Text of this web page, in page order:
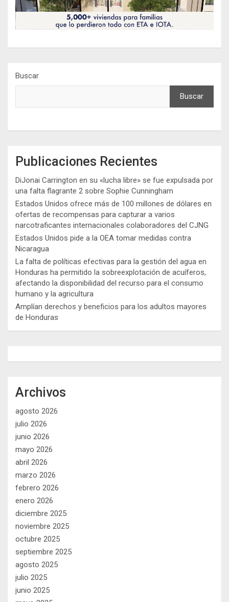
Buscar
Buscar
Publicaciones Recientes
DiJonai Carrington en su «lucha libre» se fue expulsada por
una falta flagrante 2 sobre Sophie Cunningham
Estados Unidos ofrece más de 100 millones de dólares en
ofertas de recompensas para capturar a varios
narcotraficantes internacionales colaboradores del CJNG
Estados Unidos pide a la OEA tomar medidas contra
Nicaragua
La falta de políticas efectivas para la gestión del agua en
Honduras ha permitido la sobreexplotación de acuíferos,
afectando la disponibilidad del recurso para el consumo
humano y la agricultura
Amplían derechos y beneficios para los adultos mayores
de Honduras
Archivos
agosto 2026
julio 2026
junio 2026
mayo 2026
abril 2026
marzo 2026
febrero 2026
enero 2026
diciembre 2025
noviembre 2025
octubre 2025
septiembre 2025
agosto 2025
julio 2025
junio 2025